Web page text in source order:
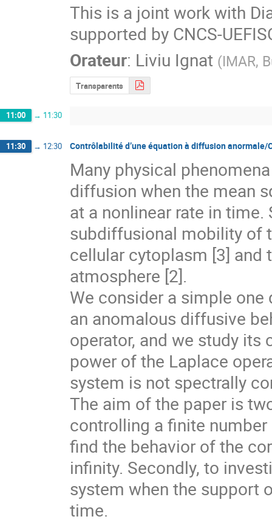
This is a joint work with
supported by CNCS-
Orateur: Liviu Ignat (IMAR,
Transparents
11:00 → 11:30
11:30 → 12:30 Contrôlabilité d’une équation à diffusion
Many physical
diffusion when the mean
at a nonlinear rate in
subdiffusional mobility of
cellular cytoplasm [3] and
atmosphere [2].
We consider a simple
an anomalous diffusive
operator, and we study
power of the Laplace
system is not spectrally
The aim of the paper is
controlling a finite
find the behavior of the
infinity. Secondly, to
system when the support
time.